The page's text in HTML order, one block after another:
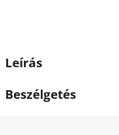
Leírás
Beszélgetés